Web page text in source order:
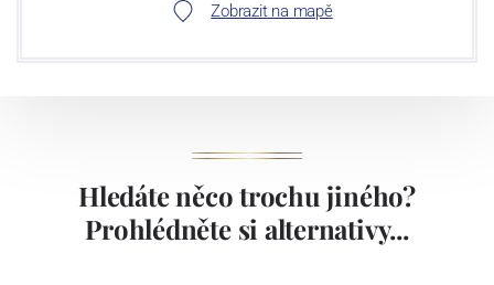
kvalitu našich produktů.
Zobrazit na mapě
Hledáte něco trochu jiného?
Prohlédněte si alternativy...